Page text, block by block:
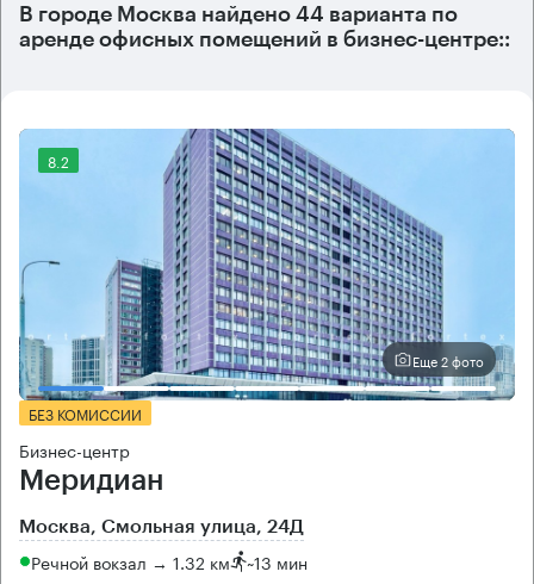
В городе Москва найдено 44 варианта по
аренде офисных помещений в бизнес-центре::
8.2
Еще 2 фото
БЕЗ КОМИССИИ
Бизнес-центр
Меридиан
Москва, Смольная улица, 24Д
Речной вокзал → 1.32 км ~13 мин